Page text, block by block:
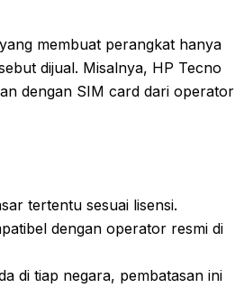
membuat perangkat hanya
dijual. Misalnya, HP Tecno
dengan SIM card dari operator
tertentu sesuai lisensi.
dengan operator resmi di
di tiap negara, pembatasan ini